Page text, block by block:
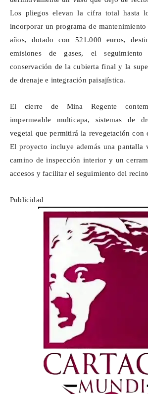
Los pliegos elevan la cifra total hasta
incorporar un programa de
años, dotado con 521.000 euros,
emisiones de gases, el
conservación de la cubierta final y la
de drenaje e integración paisajística.
El cierre de Mina Regente
impermeable multicapa, sistemas de
vegetal que permitirá la revegetación con
El proyecto incluye además una pantalla
camino de inspección interior y un
accesos y facilitar el seguimiento del
Publicidad